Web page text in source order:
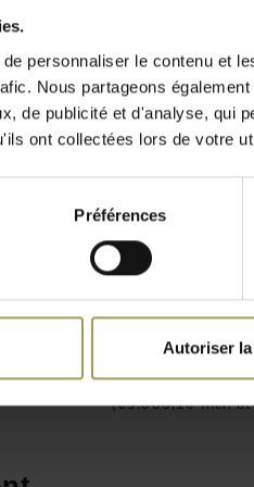
personnaliser le contenu et
Nous partageons
de publicité et d'analyse, qui
ont collectées lors de votre
Préférences
Autoriser
et de vos
vos locaux avec le
Cabildo et de la
lampes de travail en
sobres s’intègrent
solutions d’éclairage à
Le design italien,
Silver 362S
direction
(€5.336,10Incl.